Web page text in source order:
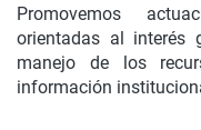
Promovemos
orientadas al interés
manejo de los
información